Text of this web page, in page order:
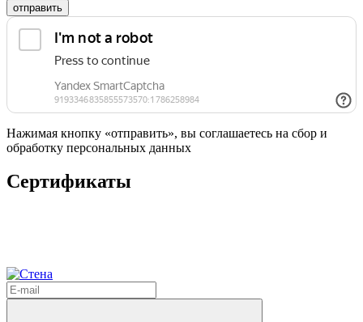
отправить
Нажимая кнопку «отправить», вы соглашаетесь на сбор и
обработку персональных данных
Сертификаты